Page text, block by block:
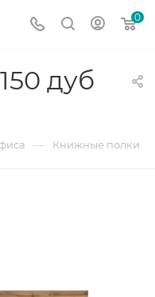
0
дуб
— Книжные полки